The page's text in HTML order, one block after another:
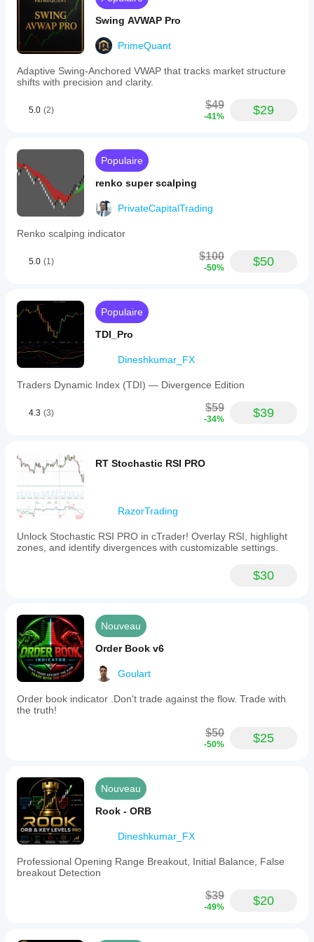
Swing AVWAP Pro
PrimeQuant
Adaptive Swing-Anchored VWAP that tracks market structure
shifts with precision and clarity.
5.0 (2) $49
-41% $29
Populaire
renko super scalping
PrivateCapitalTrading
Renko scalping indicator
5.0 (1) $100
-50% $50
Populaire
TDI_Pro
Dineshkumar_FX
Traders Dynamic Index (TDI) — Divergence Edition
4.3 (3) $59
-34% $39
RT Stochastic RSI PRO
RazorTrading
Unlock Stochastic RSI PRO in cTrader! Overlay RSI, highlight
zones, and identify divergences with customizable settings.
$30
Nouveau
Order Book v6
Goulart
Order book indicator .Don't trade against the flow. Trade with
the truth!
$50
-50% $25
Nouveau
Rook - ORB
Dineshkumar_FX
Professional Opening Range Breakout, Initial Balance, False
breakout Detection
$39
-49% $20